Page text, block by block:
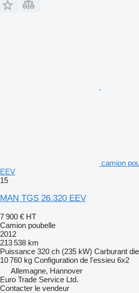
camion
EEV
15
MAN TGS 26.320 EEV
7 900 € HT
Camion poubelle
2012
213 538 km
Puissance 320 ch (235 kW) Carburant
10 760 kg Configuration de l'essieu 6x2
Allemagne, Hannover
Euro Trade Service Ltd.
Contacter le vendeur